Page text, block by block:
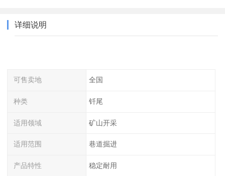
详细说明
可售卖地 全国
种类 钎尾
适用领域 矿山开采
适用范围 巷道掘进
产品特性 稳定耐用